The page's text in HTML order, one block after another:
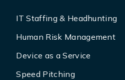
IT Staffing & Headhunting
Human Risk Management
Device as a Service
Speed Pitching